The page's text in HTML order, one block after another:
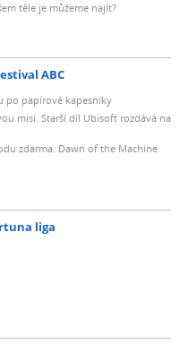
těle je můžeme najít?
ABC
po papírové kapesníky
misi. Starší díl Ubisoft rozdává na
zdarma. Dawn of the Machine
liga